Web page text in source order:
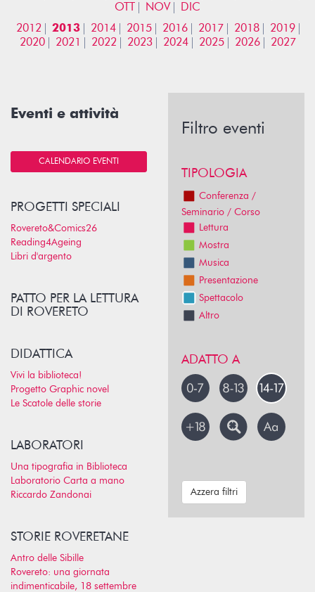
OTT
NOV
DIC
2012
2013 2014 2015 2016 2017 2018
2019
2020
2021 2022 2023 2024 2025 2026 2027
Eventi e attività
CALENDARIO EVENTI
PROGETTI SPECIALI
Rovereto&Comics26
Reading4Ageing
Libri d'argento
PATTO PER LA LETTURA
DI ROVERETO
DIDATTICA
Vivi la biblioteca!
Progetto Graphic novel
Le Scatole delle storie
LABORATORI
Una tipografia in Biblioteca
Laboratorio Carta a mano
Riccardo Zandonai
STORIE ROVERETANE
Antro delle Sibille
Rovereto: una giornata
indimenticabile, 18 settembre
Filtro eventi
TIPOLOGIA
Conferenza /
Seminario / Corso
Lettura
Mostra
Musica
Presentazione
Spettacolo
Altro
ADATTO A
Azzera filtri